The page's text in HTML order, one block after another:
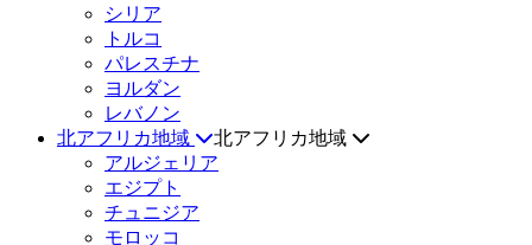
シリア
トルコ
パレスチナ
ヨルダン
レバノン
北アフリカ地域
北アフリカ地域
アルジェリア
エジプト
チュニジア
モロッコ